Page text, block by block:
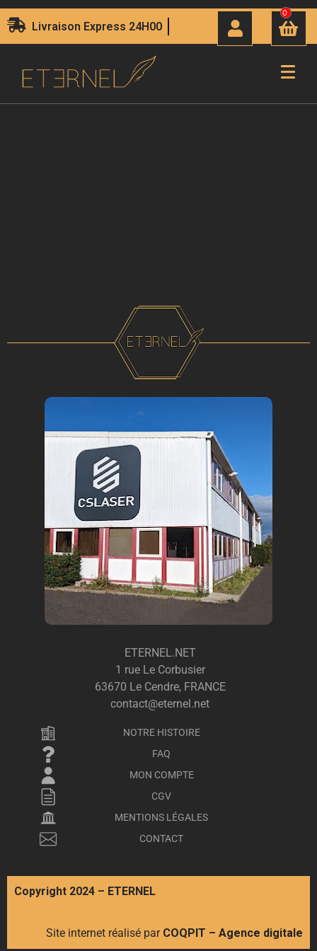
Livraison Express 24H00
0
ETERNEL.NET
1 rue Le Corbusier
63670 Le Cendre, FRANCE
contact@eternel.net
NOTRE HISTOIRE
FAQ
MON COMPTE
CGV
MENTIONS LÉGALES
CONTACT
Copyright 2024 – ETERNEL
Site internet réalisé par COQPIT – Agence digitale